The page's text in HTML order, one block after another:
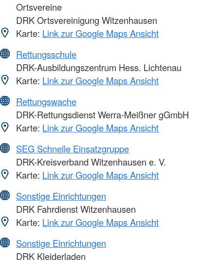
Ortsvereine
DRK Ortsvereinigung Witzenhausen
Karte: Link zur Google Maps Ansicht
Rettungsschule
DRK-Ausbildungszentrum Hess. Lichtenau
Karte: Link zur Google Maps Ansicht
Rettungswache
DRK-Rettungsdienst Werra-Meißner gGmbH
Karte: Link zur Google Maps Ansicht
SEG Schnelle Einsatzgruppe
DRK-Kreisverband Witzenhausen e. V.
Karte: Link zur Google Maps Ansicht
Sonstige Einrichtungen
DRK Fahrdienst Witzenhausen
Karte: Link zur Google Maps Ansicht
Sonstige Einrichtungen
DRK Kleiderladen